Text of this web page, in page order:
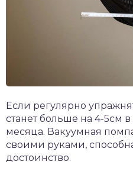
Если регулярно
станет больше на 4-5см
месяца. Вакуумная
своими руками,
достоинство.